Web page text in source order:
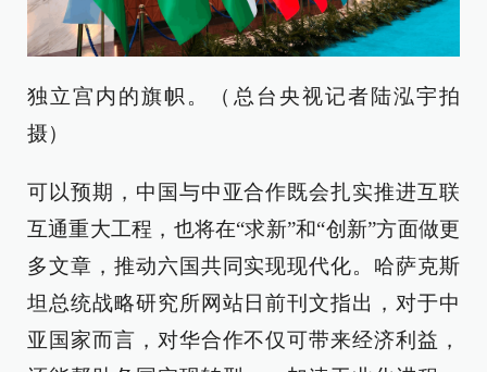
独立宫内的旗帜。（总台央视记者陆泓宇拍
摄）
可以预期，中国与中亚合作既会扎实推进互联
互通重大工程，也将在“求新”和“创新”方面做更
多文章，推动六国共同实现现代化。哈萨克斯
坦总统战略研究所网站日前刊文指出，对于中
亚国家而言，对华合作不仅可带来经济利益，